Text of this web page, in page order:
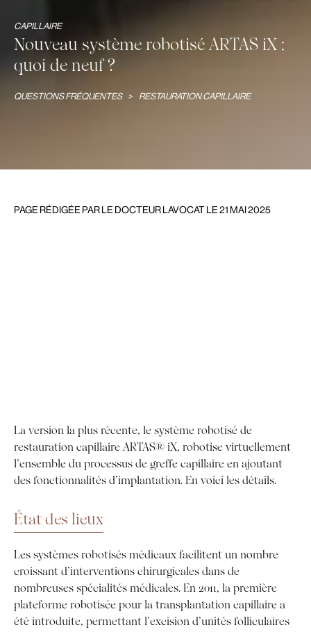
CAPILLAIRE
Nouveau système robotisé ARTAS iX :
quoi de neuf ?
QUESTIONS FRÉQUENTES > RESTAURATION CAPILLAIRE
PAGE RÉDIGÉE PAR LE DOCTEUR LAVOCAT LE 21 MAI 2025
La version la plus récente, le système robotisé de
restauration capillaire ARTAS® iX, robotise virtuellement
l’ensemble du processus de greffe capillaire en ajoutant
des fonctionnalités d’implantation. En voici les détails.
État des lieux
Les systèmes robotisés médicaux facilitent un nombre
croissant d’interventions chirurgicales dans de
nombreuses spécialités médicales. En 2011, la première
plateforme robotisée pour la transplantation capillaire a
été introduite, permettant l’excision d’unités folliculaires